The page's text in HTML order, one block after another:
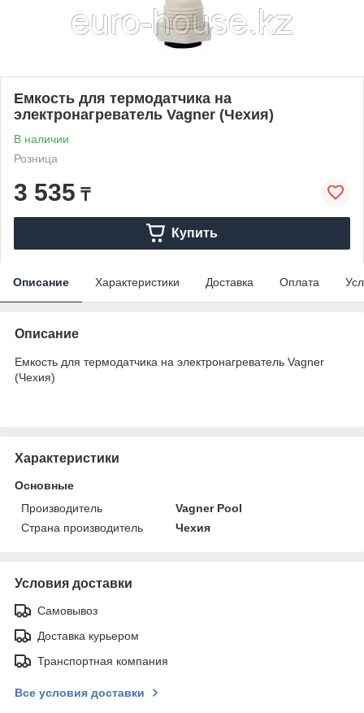
Емкость для термодатчика на
электронагреватель Vagner (Чехия)
В наличии
Розница
3 535 ₸
Купить
Описание Характеристики Доставка Оплата
Описание
Емкость для термодатчика на электронагреватель Vagner
(Чехия)
Характеристики
Основные
Производитель
Vagner Pool
Страна производитель
Чехия
Условия доставки
Самовывоз
Доставка курьером
Транспортная компания
Все условия доставки